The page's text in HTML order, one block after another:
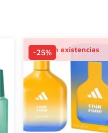
-25%Sin existencias